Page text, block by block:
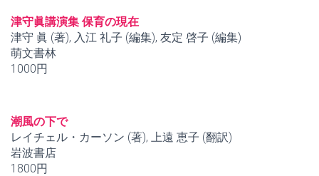
津守眞講演集 保育の現在
津守 眞 (著), 入江 礼子 (編集), 友定 啓子 (編集)
萌文書林
1000円
潮風の下で
レイチェル・カーソン (著), 上遠 恵子 (翻訳)
岩波書店
1800円